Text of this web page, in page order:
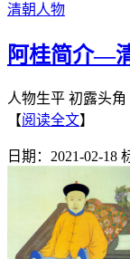
清朝人物
阿桂简介—
人物生平 初露头
【阅读全文】
日期：2021-02-18